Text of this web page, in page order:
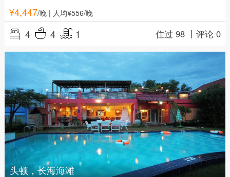
¥4,447/晚| 人均¥556/晚
4 4 1 住过 98 丨评论 0
头顿，长海海滩